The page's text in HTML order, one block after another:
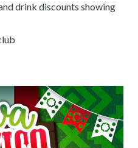
drink discounts showing